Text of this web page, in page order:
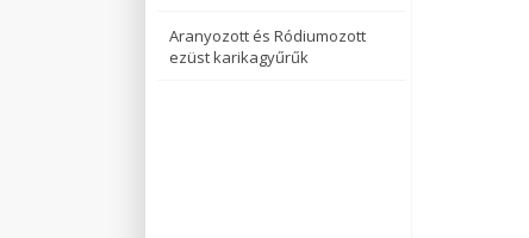
Aranyozott és Ródiumozott
ezüst karikagyűrűk